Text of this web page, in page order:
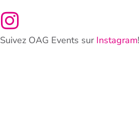
Suivez OAG Events sur Instagram!